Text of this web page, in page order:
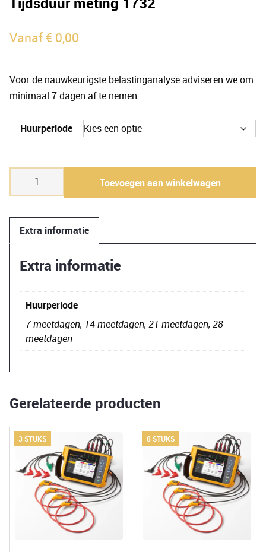
Vanaf€ 0,00
Voor de nauwkeurigste belastinganalyse adviseren we om
minimaal 7 dagen af te nemen.
Huurperiode
aantal
Toevoegen aan winkelwagen
Extra informatie
Extra informatie
Huurperiode
7 meetdagen, 14 meetdagen, 21 meetdagen, 28
meetdagen
Gerelateerde producten
3 STUKS 8 STUKS